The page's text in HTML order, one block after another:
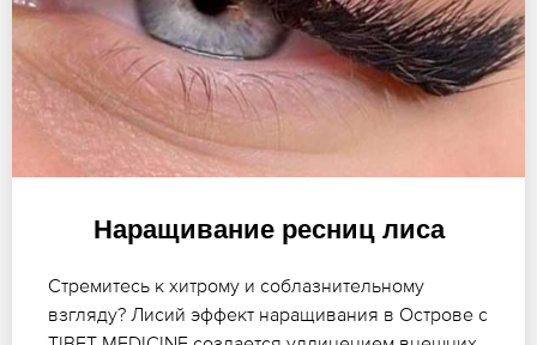
Наращивание ресниц лиса
Стремитесь к хитрому и соблазнительному
взгляду? Лисий эффект наращивания в Острове с